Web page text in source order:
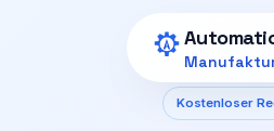
Kostenloser